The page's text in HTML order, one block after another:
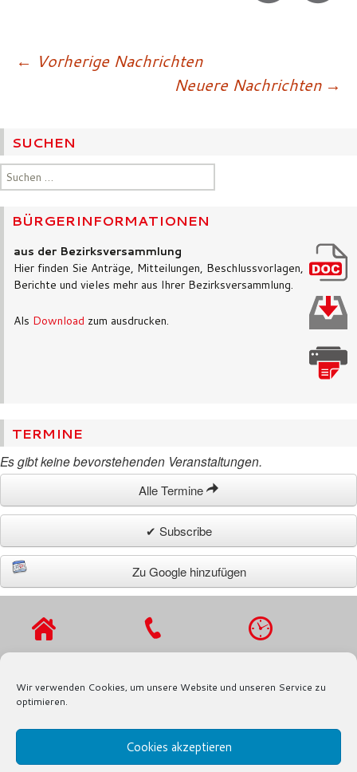
Wir verwenden Cookies, um unsere Website und unseren Service zu
optimieren.
Cookies akzeptieren
← Vorherige Nachrichten
Neuere Nachrichten →
SUCHEN
Suchen
nach:
BÜRGERINFORMATIONEN
aus der Bezirksversammlung
Hier finden Sie Anträge, Mitteilungen, Beschlussvorlagen,
Berichte und vieles mehr aus Ihrer Bezirksversammlung.
Als Download zum ausdrucken.
TERMINE
Es gibt keine bevorstehenden Veranstaltungen.
Alle Termine
✔ Subscribe
Zu Google hinzufügen
21029